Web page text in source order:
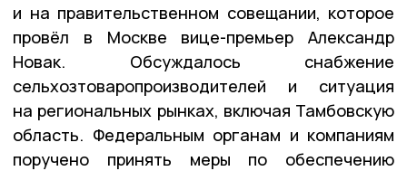
и на правительственном совещании, которое
провёл в Москве вице-премьер Александр
Новак. Обсуждалось снабжение
сельхозтоваропроизводителей и ситуация
на региональных рынках, включая Тамбовскую
область. Федеральным органам и компаниям
поручено принять меры по обеспечению